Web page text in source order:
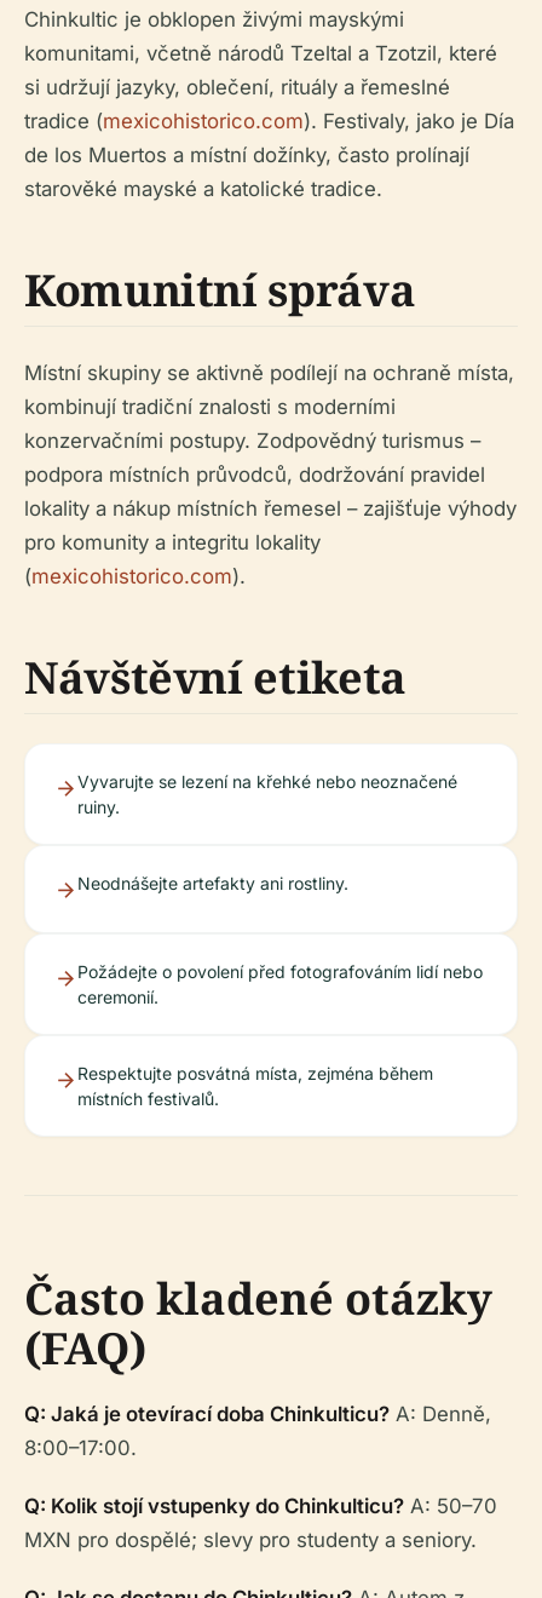
Chinkultic je obklopen živými mayskými
komunitami, včetně národů Tzeltal a Tzotzil, které
si udržují jazyky, oblečení, rituály a řemeslné
tradice (mexicohistorico.com). Festivaly, jako je Día
de los Muertos a místní dožínky, často prolínají
starověké mayské a katolické tradice.
Komunitní správa
Místní skupiny se aktivně podílejí na ochraně místa,
kombinují tradiční znalosti s moderními
konzervačními postupy. Zodpovědný turismus –
podpora místních průvodců, dodržování pravidel
lokality a nákup místních řemesel – zajišťuje výhody
pro komunity a integritu lokality
(mexicohistorico.com).
Návštěvní etiketa
Vyvarujte se lezení na křehké nebo neoznačené
ruiny.
Neodnášejte artefakty ani rostliny.
Požádejte o povolení před fotografováním lidí nebo
ceremonií.
Respektujte posvátná místa, zejména během
místních festivalů.
Často kladené otázky
(FAQ)
Q: Jaká je otevírací doba Chinkulticu? A: Denně,
8:00–17:00.
Q: Kolik stojí vstupenky do Chinkulticu? A: 50–70
MXN pro dospělé; slevy pro studenty a seniory.